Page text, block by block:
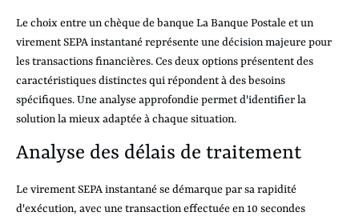
Le choix entre un chèque de banque La Banque Postale et un
virement SEPA instantané représente une décision majeure pour
les transactions financières. Ces deux options présentent des
caractéristiques distinctes qui répondent à des besoins
spécifiques. Une analyse approfondie permet d'identifier la
solution la mieux adaptée à chaque situation.
Analyse des délais de traitement
Le virement SEPA instantané se démarque par sa rapidité
d'exécution, avec une transaction effectuée en 10 secondes